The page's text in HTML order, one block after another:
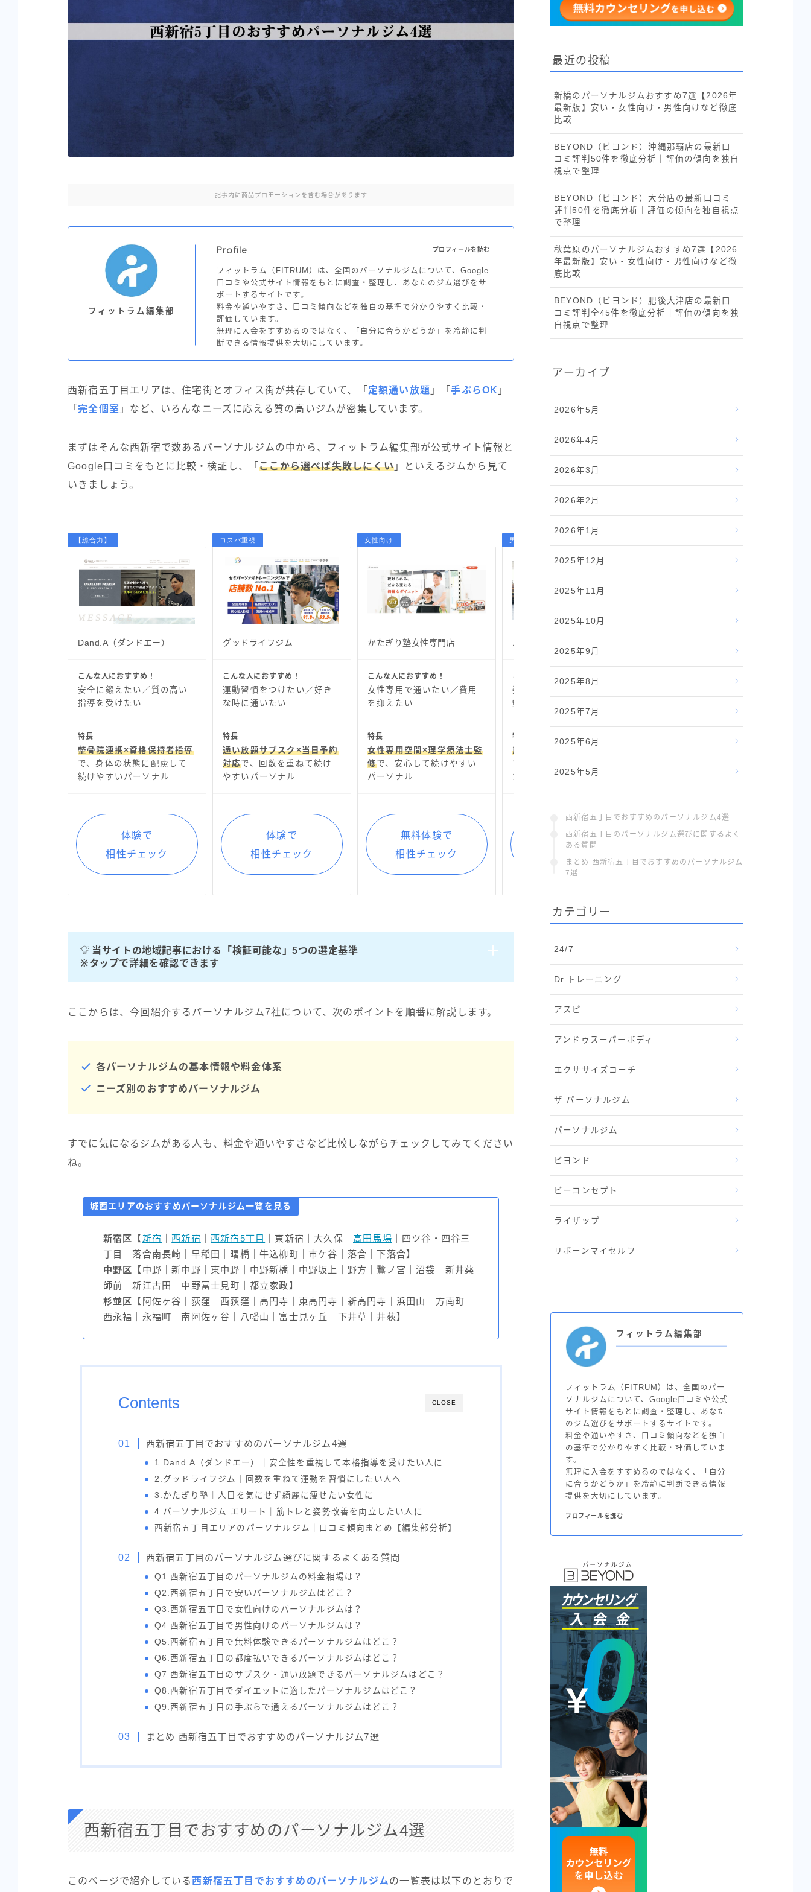
記事内に商品プロモーションを含む場合があります
フィットラム編集部
Profile
フィットラム（FITRUM）は、全国のパーソナルジムについて、Google
口コミや公式サイト情報をもとに調査・整理し、あなたのジム選びをサ
ポートするサイトです。
料金や通いやすさ、口コミ傾向などを独自の基準で分かりやすく比較・
評価しています。
無理に入会をすすめるのではなく、「自分に合うかどうか」を冷静に判
断できる情報提供を大切にしています。
プロフィールを読む
西新宿五丁目エリアは、住宅街とオフィス街が共存していて、「 定額通い放題 」「手ぶらOK 」
「完全個室 」など、いろんなニーズに応える質の高いジムが密集しています。
まずはそんな西新宿で数あるパーソナルジムの中から、フィットラム編集部が公式サイト情報と
Google口コミをもとに比較・検証し、「ここから選べば失敗しにくい」といえるジムから見て
いきましょう。
【総合力】
Dand.A（ダンドエー）
こんな人におすすめ！
安全に鍛えたい／質の高い
指導を受けたい
特長
整骨院連携×資格保持者指導
で、身体の状態に配慮して
続けやすいパーソナル
体験で
相性チェック
コスパ重視
グッドライフジム
こんな人におすすめ！
運動習慣をつけたい／好き
な時に通いたい
特長
通い放題サブスク×当日予約
対応で、回数を重ねて続け
やすいパーソナル
体験で
相性チェック
女性向け
かたぎり塾女性専門店
こんな人におすすめ！
女性専用で通いたい／費用
を抑えたい
特長
女性専用空間×理学療法士監
修で、安心して続けやすい
パーソナル
無料体験で
相性チェック
男性向け
エリート
こんな人におすすめ！
姿勢を整えたい／効率よく
鍛えたい
特長
筋トレ×ピラティスメソッド
で、姿勢を整えながら鍛え
たい人向け
体験で
当サイトの地域記事における「検証可能な」5つの選定基準
※タップで詳細を確認できます
ここからは、今回紹介するパーソナルジム7社について、次のポイントを順番に解説します。
各パーソナルジムの基本情報や料金体系
ニーズ別のおすすめパーソナルジム
すでに気になるジムがある人も、料金や通いやすさなど比較しながらチェックしてみてください
ね。
城西エリアのおすすめパーソナルジム一覧を見る
新宿区 【新宿 ｜西新宿 西新宿5丁目 ｜東新宿｜大久保｜ 高田馬場 ｜四ツ谷・四谷三
丁目｜落合南長崎｜早稲田｜曙橋｜牛込柳町｜市ケ谷｜落合｜下落合】
中野区 【中野｜新中野｜東中野｜中野新橋｜中野坂上｜野方｜鷺ノ宮｜沼袋｜新井薬
師前｜新江古田｜中野富士見町｜都立家政】
杉並区 【阿佐ヶ谷｜荻窪｜西荻窪｜高円寺｜東高円寺｜新高円寺｜浜田山｜方南町｜
西永福｜永福町｜南阿佐ヶ谷｜八幡山｜富士見ヶ丘｜下井草｜井荻】
CLOSE
Contents
西新宿五丁目でおすすめのパーソナルジム4選
1.Dand.A（ダンドエー）｜安全性を重視して本格指導を受けたい人に
2.グッドライフジム｜回数を重ねて運動を習慣にしたい人へ
3.かたぎり塾｜人目を気にせず綺麗に痩せたい女性に
4.パーソナルジム エリート｜筋トレと姿勢改善を両立したい人に
西新宿五丁目エリアのパーソナルジム｜口コミ傾向まとめ【編集部分析】
西新宿五丁目のパーソナルジム選びに関するよくある質問
Q1.西新宿五丁目のパーソナルジムの料金相場は？
Q2.西新宿五丁目で安いパーソナルジムはどこ？
Q3.西新宿五丁目で女性向けのパーソナルジムは？
Q4.西新宿五丁目で男性向けのパーソナルジムは？
Q5.西新宿五丁目で無料体験できるパーソナルジムはどこ？
Q6.西新宿五丁目の都度払いできるパーソナルジムはどこ？
Q7.西新宿五丁目のサブスク・通い放題できるパーソナルジムはどこ？
Q8.西新宿五丁目でダイエットに適したパーソナルジムはどこ？
Q9.西新宿五丁目の手ぶらで通えるパーソナルジムはどこ？
まとめ 西新宿五丁目でおすすめのパーソナルジム7選
西新宿五丁目でおすすめのパーソナルジム4選
このページで紹介している西新宿五丁目でおすすめのパーソナルジムの一覧表は以下のとおりで
最近の投稿
新橋のパーソナルジムおすすめ7選【2026年
最新版】安い・女性向け・男性向けなど徹底
比較
BEYOND（ビヨンド）沖縄那覇店の最新口
コミ評判50件を徹底分析｜評価の傾向を独自
視点で整理
BEYOND（ビヨンド）大分店の最新口コミ
評判50件を徹底分析｜評価の傾向を独自視点
で整理
秋葉原のパーソナルジムおすすめ7選【2026
年最新版】安い・女性向け・男性向けなど徹
底比較
BEYOND（ビヨンド）肥後大津店の最新口
コミ評判全45件を徹底分析｜評価の傾向を独
自視点で整理
アーカイブ
2026年5月
2026年4月
2026年3月
2026年2月
2026年1月
2025年12月
2025年11月
2025年10月
2025年9月
2025年8月
2025年7月
2025年6月
2025年5月
西新宿五丁目でおすすめのパーソナルジム4選
西新宿五丁目のパーソナルジム選びに関するよく
ある質問
まとめ 西新宿五丁目でおすすめのパーソナルジム
7選
カテゴリー
24/7
Dr.トレーニング
アスピ
アンドゥスーパーボディ
エクササイズコーチ
ザ パーソナルジム
パーソナルジム
ビヨンド
ビーコンセプト
ライザップ
リボーンマイセルフ
フィットラム編集部
フィットラム（FITRUM）は、全国のパー
ソナルジムについて、Google口コミや公式
サイト情報をもとに調査・整理し、あなた
のジム選びをサポートするサイトです。
料金や通いやすさ、口コミ傾向などを独自
の基準で分かりやすく比較・評価していま
す。
無理に入会をすすめるのではなく、「自分
に合うかどうか」を冷静に判断できる情報
提供を大切にしています。
プロフィールを読む